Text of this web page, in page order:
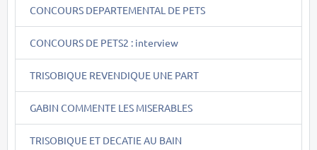
CONCOURS DEPARTEMENTAL DE PETS
CONCOURS DE PETS2 : interview
TRISOBIQUE REVENDIQUE UNE PART
GABIN COMMENTE LES MISERABLES
TRISOBIQUE ET DECATIE AU BAIN